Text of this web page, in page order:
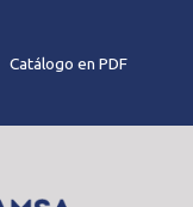
Catálogo en PDF